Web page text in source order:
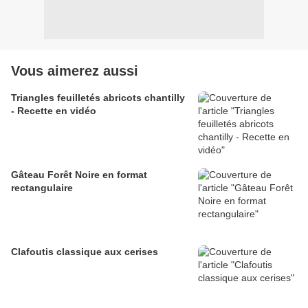
Vous aimerez aussi
Triangles feuilletés abricots chantilly
- Recette en vidéo
Gâteau Forêt Noire en format
rectangulaire
Clafoutis classique aux cerises